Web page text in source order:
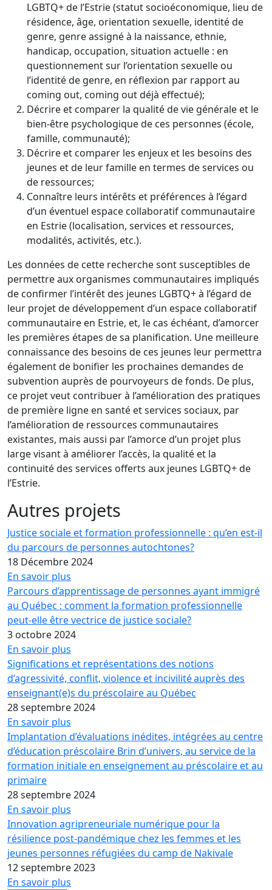
LGBTQ+ de l’Estrie (statut socioéconomique, lieu de
résidence, âge, orientation sexuelle, identité de
genre, genre assigné à la naissance, ethnie,
handicap, occupation, situation actuelle : en
questionnement sur l’orientation sexuelle ou
l’identité de genre, en réflexion par rapport au
coming out, coming out déjà effectué);
Décrire et comparer la qualité de vie générale et le
bien-être psychologique de ces personnes (école,
famille, communauté);
Décrire et comparer les enjeux et les besoins des
jeunes et de leur famille en termes de services ou
de ressources;
Connaître leurs intérêts et préférences à l’égard
d’un éventuel espace collaboratif communautaire
en Estrie (localisation, services et ressources,
modalités, activités, etc.).
Les données de cette recherche sont susceptibles de
permettre aux organismes communautaires impliqués
de confirmer l’intérêt des jeunes LGBTQ+ à l’égard de
leur projet de développement d’un espace collaboratif
communautaire en Estrie, et, le cas échéant, d’amorcer
les premières étapes de sa planification. Une meilleure
connaissance des besoins de ces jeunes leur permettra
également de bonifier les prochaines demandes de
subvention auprès de pourvoyeurs de fonds. De plus,
ce projet veut contribuer à l’amélioration des pratiques
de première ligne en santé et services sociaux, par
l’amélioration de ressources communautaires
existantes, mais aussi par l’amorce d’un projet plus
large visant à améliorer l’accès, la qualité et la
continuité des services offerts aux jeunes LGBTQ+ de
l’Estrie.
Autres projets
Justice sociale et formation professionnelle : qu’en est-il
du parcours de personnes autochtones?
18 Décembre 2024
En savoir plus
Parcours d’apprentissage de personnes ayant immigré
au Québec : comment la formation professionnelle
peut-elle être vectrice de justice sociale?
3 octobre 2024
En savoir plus
Significations et représentations des notions
d’agressivité, conflit, violence et incivilité auprès des
enseignant(e)s du préscolaire au Québec
28 septembre 2024
En savoir plus
Implantation d’évaluations inédites, intégrées au centre
d’éducation préscolaire Brin d’univers, au service de la
formation initiale en enseignement au préscolaire et au
primaire
28 septembre 2024
En savoir plus
Innovation agripreneuriale numérique pour la
résilience post-pandémique chez les femmes et les
jeunes personnes réfugiées du camp de Nakivale
12 septembre 2023
En savoir plus